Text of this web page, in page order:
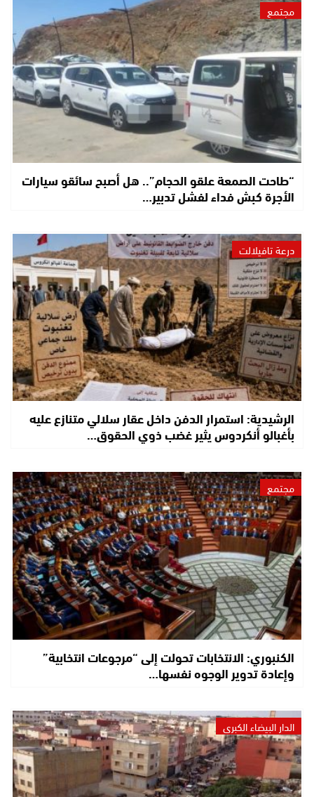
مجتمع
“طاحت الصمعة علقو الحجام”.. هل أصبح سائقو سيارات
الأجرة كبش فداء لفشل تدبير…
درعة تافيلالت
الرشيدية: استمرار الدفن داخل عقار سلالي متنازع عليه
بأغبالو أنكردوس يثير غضب ذوي الحقوق…
مجتمع
الكنبوري: الانتخابات تحولت إلى “مرجوعات انتخابية”
وإعادة تدوير الوجوه نفسها…
الدار البيضاء الكبرى